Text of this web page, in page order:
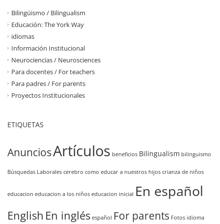
Bilingüismo / Bilingualism
Educación: The York Way
idiomas
Información Institucional
Neurociencias / Neurosciences
Para docentes / For teachers
Para padres / For parents
Proyectos Institucionales
ETIQUETAS
AnunciosArtículos beneficios Bilingualism bilinguismo
Búsquedas Laborales cerebro como educar a nuestros hijos crianza de niños
educacion educacion a los niños educacion inicial En español
English En inglés español For parents Fotos idioma